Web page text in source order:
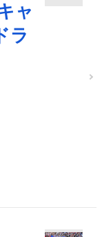
ャ
ラ